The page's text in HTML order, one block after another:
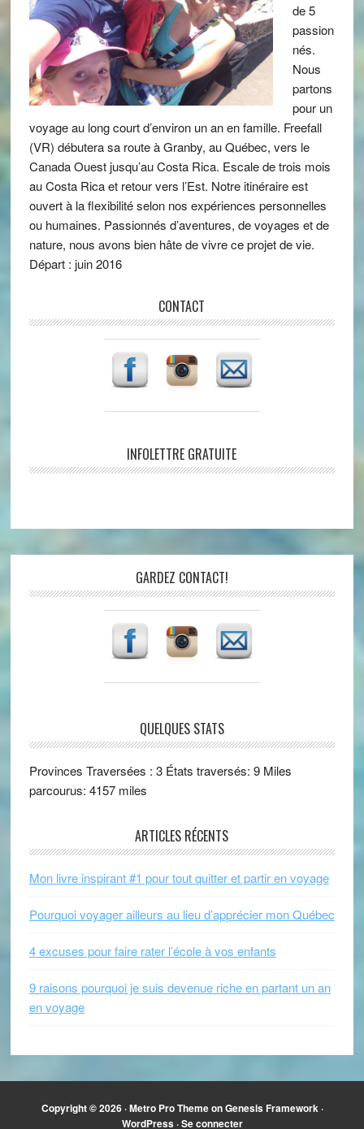
de 5
passion
nés.
Nous
partons
pour un
voyage au long court d’environ un an en famille. Freefall
(VR) débutera sa route à Granby, au Québec, vers le
Canada Ouest jusqu’au Costa Rica. Escale de trois mois
au Costa Rica et retour vers l’Est. Notre itinéraire est
ouvert à la flexibilité selon nos expériences personnelles
ou humaines. Passionnés d’aventures, de voyages et de
nature, nous avons bien hâte de vivre ce projet de vie.
Départ : juin 2016
CONTACT
INFOLETTRE GRATUITE
GARDEZ CONTACT!
QUELQUES STATS
Provinces Traversées : 3 États traversés: 9 Miles
parcourus: 4157 miles
ARTICLES RÉCENTS
Mon livre inspirant #1 pour tout quitter et partir en voyage
Pourquoi voyager ailleurs au lieu d’apprécier mon Québec
4 excuses pour faire rater l’école à vos enfants
9 raisons pourquoi je suis devenue riche en partant un an
en voyage
Copyright © 2026 ·Metro Pro ThemeonGenesis Framework ·
WordPress·Se connecter